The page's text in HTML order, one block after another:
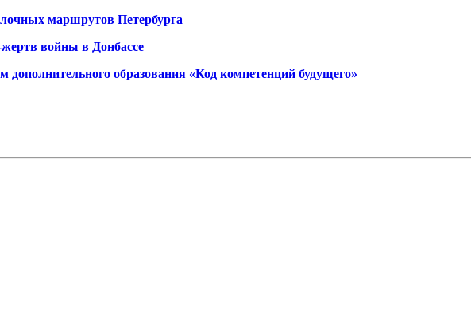
маршрутов Петербурга
войны в Донбассе
образования «Код компетенций будущего»